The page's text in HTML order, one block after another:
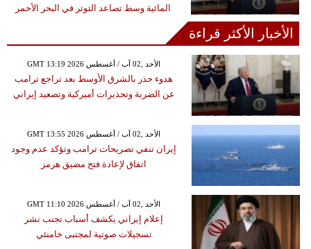
المائية وسط تصاعد التوتر في البحر الأحمر
الأخبار الأكثر قراءة
GMT 13:19 2026 الأحد ,02 آب / أغسطس
هدوء حذر بالشرق الأوسط بعد تراجع ترامب
عن الضربة وتحذيرات أميركية وتصعيد إيراني
GMT 13:55 2026 الأحد ,02 آب / أغسطس
إيران تنفي تصريحات ترامب وتؤكد عدم وجود
اتفاق لإعادة فتح مضيق هرمز
GMT 11:10 2026 الأحد ,02 آب / أغسطس
إعلام إيراني يكشف أسباب تجنب نشر
تسجيلات صوتية لمجتبى خامنئي